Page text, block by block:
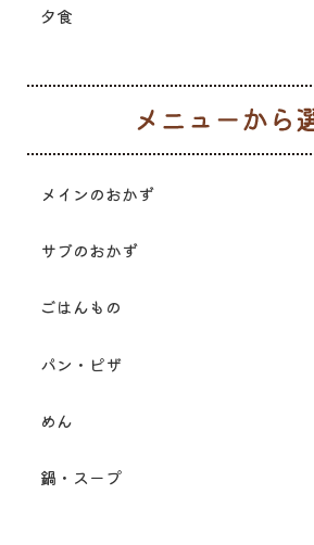
夕食
メインのおかず
サブのおかず
ごはんもの
パン・ピザ
めん
鍋・スープ